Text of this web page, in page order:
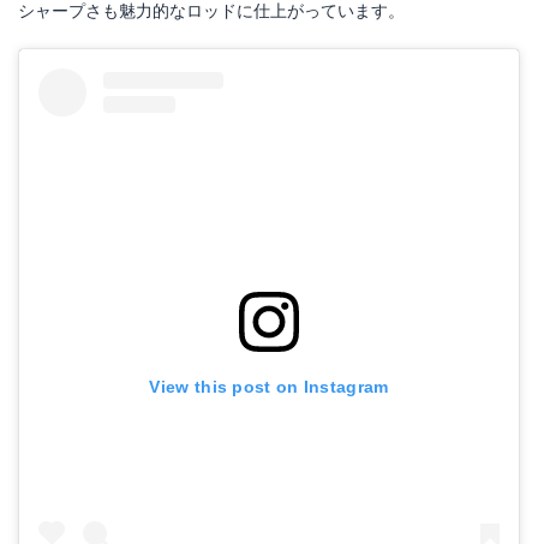
シャープさも魅力的なロッドに仕上がっています。
View this post on Instagram